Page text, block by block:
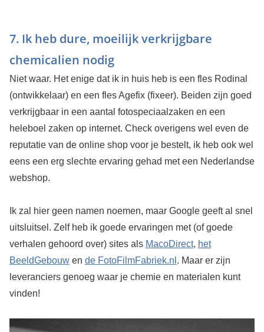
7. Ik heb dure, moeilijk verkrijgbare
chemicalien nodig
Niet waar. Het enige dat ik in huis heb is een fles Rodinal
(ontwikkelaar) en een fles Agefix (fixeer). Beiden zijn goed
verkrijgbaar in een aantal fotospeciaalzaken en een
heleboel zaken op internet. Check overigens wel even de
reputatie van de online shop voor je bestelt, ik heb ook wel
eens een erg slechte ervaring gehad met een Nederlandse
webshop.
Ik zal hier geen namen noemen, maar Google geeft al snel
uitsluitsel. Zelf heb ik goede ervaringen met (of goede
verhalen gehoord over) sites als MacoDirect, het
BeeldGebouwen de FotoFilmFabriek.nl . Maar er zijn
leveranciers genoeg waar je chemie en materialen kunt
vinden!